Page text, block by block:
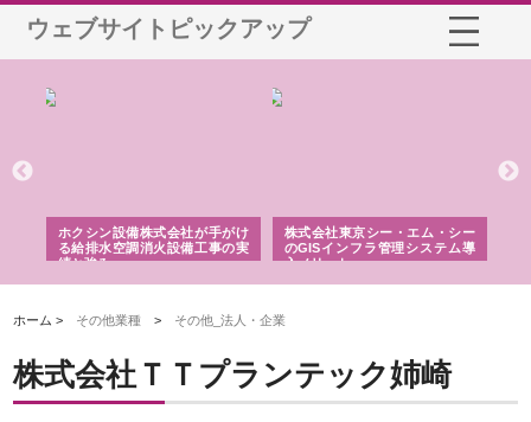
ウェブサイトピックアップ
ホクシン設備株式会社が手がけ
る給排水空調消火設備工事の実
績と強み
株式会社東京シー・エム・シー
のGISインフラ管理システム導
入メリット
ホーム > その他業種 > その他_法人・企業
株式会社ＴＴプランテック姉崎